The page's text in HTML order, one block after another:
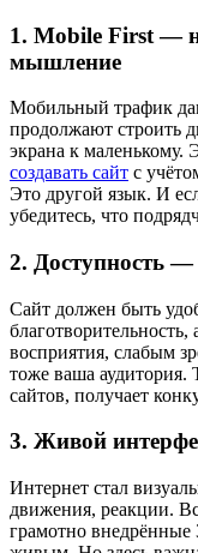
1. Mobile First —
мышление
Мобильный трафик
продолжают строить
экрана к
создавать сайт с
Это другой язык. И
убедитесь, что
2. Доступность
Сайт должен быть
восприятия, слабым
тоже ваша аудитория.
сайтов, получает
3. Живой
Интернет стал
движения, реакции.
грамотно внедрённые